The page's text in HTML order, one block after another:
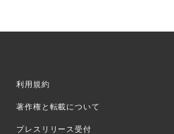
利用規約
著作権と転載について
プレスリリース受付